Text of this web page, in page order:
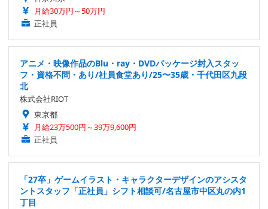
月給30万円～50万円
正社員
アニメ・映像作品のBlu・ray・DVDパッケージ封入スタッ
フ・資格不問・あり/社員食堂あり/25〜35歳・千代田区九段
北
株式会社RIOT
東京都
月給23万500円～39万9,600円
正社員
「27卒」ゲームイラスト・キャラクターデザインのアシスタ
ントスタッフ「正社員」シフト相談可/名古屋市中区丸の内1
丁目